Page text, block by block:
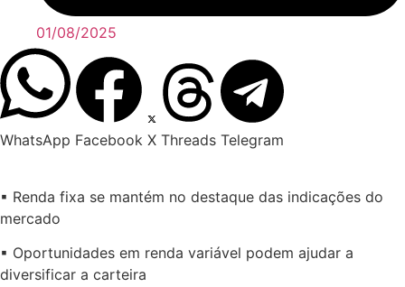
01/08/2025
WhatsApp Facebook X Threads Telegram
▪︎ Renda fixa se mantém no destaque das indicações do
mercado
▪︎ Oportunidades em renda variável podem ajudar a
diversificar a carteira